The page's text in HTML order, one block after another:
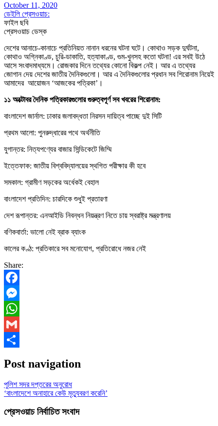
October 11, 2020
ডেইলি প্রেসওয়াচ:
ফাইল ছবি
প্রেসওয়াচ ডেস্ক
দেশের আনাচে-কানাচে প্রতিনিয়ত নানান ধরনের ঘটনা ঘটে। কোথাও সড়ক দুর্ঘটনা,
কোথাও অগ্নিকাণ্ড, চুরি-ডাকাতি, হত্যাকাণ্ড, গুম-খুনসহ কতো ঘটনা! এর সবই উঠে
আসে সংবাদমাধ্যমে। রোজকার দিনে তথ্যের কোনো বিকল্প নেই। আর এ তথ্যের
জোগান দেয় দেশের জাতীয় দৈনিকগুলো। আর এ দৈনিকগুলোর প্রধান সব শিরোনাম নিয়েই
আমাদের আয়োজন ‘আজকের পত্রিকা’।
১১ অক্টোবর দৈনিক পত্রিকারগুলোর গুরুত্বপূর্ণ সব খবরের শিরোনাম:
বাংলাদেশ জার্নাল: ঢাকার জলাবদ্ধতা নিরসন দায়িত্ব পাচ্ছে দুই সিটি
প্রথম আলো: পুনরুদ্ধারের পথে অর্থনীতি
যুগান্তর: নিত্যপণ্যের বাজার সিন্ডিকেটে জিম্মি
ইত্তেফাক: জাতীয় বিশ্ববিদ্যালয়ের স্থগিত পরীক্ষার কী হবে
সমকাল: গ্রামীণ সড়কের অর্ধেকই বেহাল
বাংলাদেশ প্রতিদিন: চারদিকে শুধুই প্রতারণা
দেশ রূপান্তর: এনআইডি নিবন্ধন নিয়ন্ত্রণ নিতে চায় স্বরাষ্ট্র মন্ত্রণালয়
বণিকবার্তা: ভালো নেই ব্রাক ব্যাংক
কালের কণ্ঠ: প্রতিকারে সব মনোযোগ, প্রতিরোধে নজর নেই
Share:
Facebook
Messenger
WhatsApp
Gmail
Post navigation
পুলিশ সদর দপ্তরের অনুরোধ
‘বাংলাদেশে অনাহারে কেউ মৃত্যুবরণ করেনি’
প্রেসওয়াচ নির্বাচিত সংবাদ